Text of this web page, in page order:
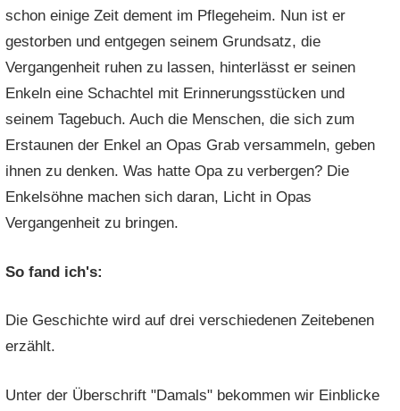
schon einige Zeit dement im Pflegeheim. Nun ist er
gestorben und entgegen seinem Grundsatz, die
Vergangenheit ruhen zu lassen, hinterlässt er seinen
Enkeln eine Schachtel mit Erinnerungsstücken und
seinem Tagebuch. Auch die Menschen, die sich zum
Erstaunen der Enkel an Opas Grab versammeln, geben
ihnen zu denken. Was hatte Opa zu verbergen? Die
Enkelsöhne machen sich daran, Licht in Opas
Vergangenheit zu bringen.
So fand ich's:
Die Geschichte wird auf drei verschiedenen Zeitebenen
erzählt.
Unter der Überschrift "Damals" bekommen wir Einblicke